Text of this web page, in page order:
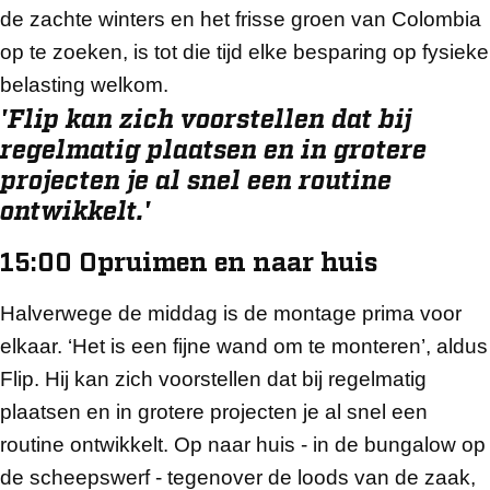
de zachte winters en het frisse groen van Colombia
op te zoeken, is tot die tijd elke besparing op fysieke
belasting welkom.
'Flip kan zich voorstellen dat bij
regelmatig plaatsen en in grotere
projecten je al snel een routine
ontwikkelt.'
15:00 Opruimen en naar huis
Halverwege de middag is de montage prima voor
elkaar. ‘Het is een fijne wand om te monteren’, aldus
Flip. Hij kan zich voorstellen dat bij regelmatig
plaatsen en in grotere projecten je al snel een
routine ontwikkelt. Op naar huis - in de bungalow op
de scheepswerf - tegenover de loods van de zaak,